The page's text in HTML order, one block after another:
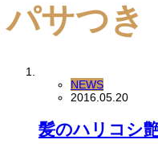
パサつき
NEWS
2016.05.20
髪のハリコシ